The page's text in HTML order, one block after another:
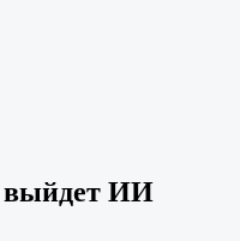
выйдет ИИ